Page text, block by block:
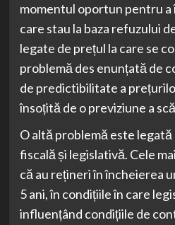
momentul oportun pentru
care stau la baza refuzului
legate de prețul la care se
problemă des enunțată de
de predictibilitate a
însoțită de o previziune a
O altă problemă este
fiscală și legislativă. Cele
că au rețineri în încheierea
5 ani, în condițiile în care
influențând condițiile de